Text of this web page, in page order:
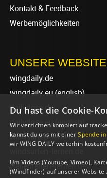
Kontakt & Feedback
Werbemöglichkeiten
UNSERE
wingdaily.de
wingdaily.eu(english)
dailydose.de
dailydose.eu (english)
wingsurfen-lernen.de
wellenreiten-lernen.de
Du hast die Cookie-
Wir verzichten komplett auf
kannst du uns mit einerSpende
wir WING DAILY weiterhin
Um Videos (Youtube, Vimeo),
(Windfinder) auf unserer